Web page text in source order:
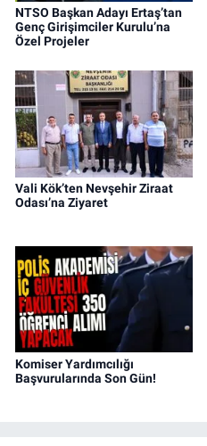
NTSO Başkan Adayı Ertaş’tan
Genç Girişimciler Kurulu’na
Özel Projeler
Vali Kök’ten Nevşehir Ziraat
Odası’na Ziyaret
Komiser Yardımcılığı
Başvurularında Son Gün!